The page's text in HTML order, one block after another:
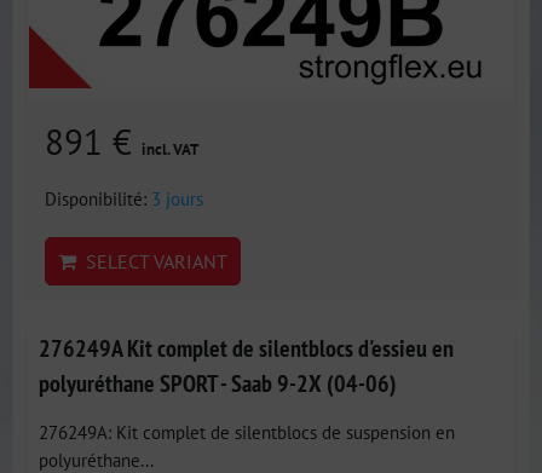
891 € incl. VAT
Disponibilité: 3 jours
SELECT VARIANT
276249A Kit complet de silentblocs d'essieu en
polyuréthane SPORT - Saab 9-2X (04-06)
276249A: Kit complet de silentblocs de suspension en
polyuréthane...